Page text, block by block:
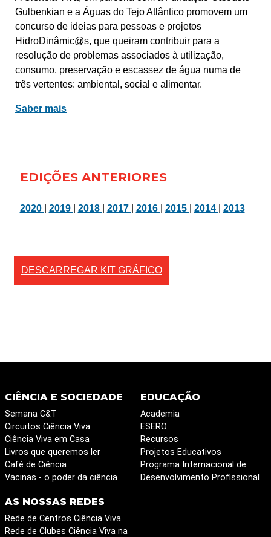
Gulbenkian e a Águas do Tejo Atlântico promovem um
concurso de ideias para pessoas e projetos
HidroDinâmic@s, que queiram contribuir para a
resolução de problemas associados à utilização,
consumo, preservação e escassez de água numa de
três vertentes: ambiental, social e alimentar.
Saber mais
EDIÇÕES ANTERIORES
2020 2019 2018 2017 2016 2015 2014 2013
DESCARREGAR KIT GRÁFICO
CIÊNCIA E SOCIEDADE
Semana C&T
Circuitos Ciência Viva
Ciência Viva em Casa
Livros que queremos ler
Café de Ciência
Vacinas - o poder da ciência
EDUCAÇÃO
Academia
ESERO
Recursos
Projetos Educativos
Programa Internacional de
Desenvolvimento Profissional
AS NOSSAS REDES
Rede de Centros Ciência Viva
Rede de Clubes Ciência Viva na